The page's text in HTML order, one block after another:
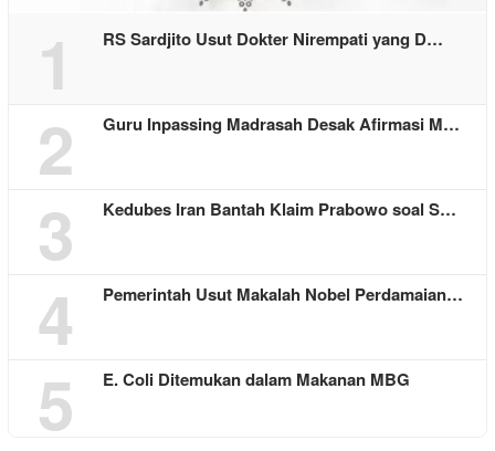
1 RS Sardjito Usut Dokter Nirempati yang D…
2 Guru Inpassing Madrasah Desak Afirmasi M…
3 Kedubes Iran Bantah Klaim Prabowo soal S…
4 Pemerintah Usut Makalah Nobel Perdamaian…
5 E. Coli Ditemukan dalam Makanan MBG